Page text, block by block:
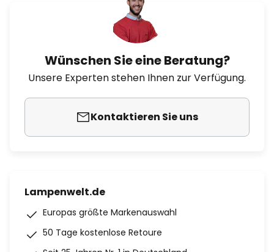
Wünschen Sie eine Beratung?
Unsere Experten stehen Ihnen zur Verfügung.
Kontaktieren Sie uns
Lampenwelt.de
Europas größte Markenauswahl
50 Tage kostenlose Retoure